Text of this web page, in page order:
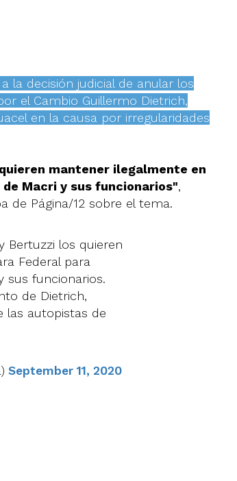
la decisión judicial de anular los
el Cambio Guillermo Dietrich,
en la causa por irregularidades
mantener ilegalmente en
Macri y sus funcionarios",
de Página/12 sobre el tema.
Bertuzzi los quieren
Federal para
sus funcionarios.
de Dietrich,
las autopistas de
September 11, 2020